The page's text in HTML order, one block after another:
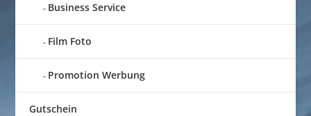
Business Service
Film Foto
Promotion Werbung
Gutschein